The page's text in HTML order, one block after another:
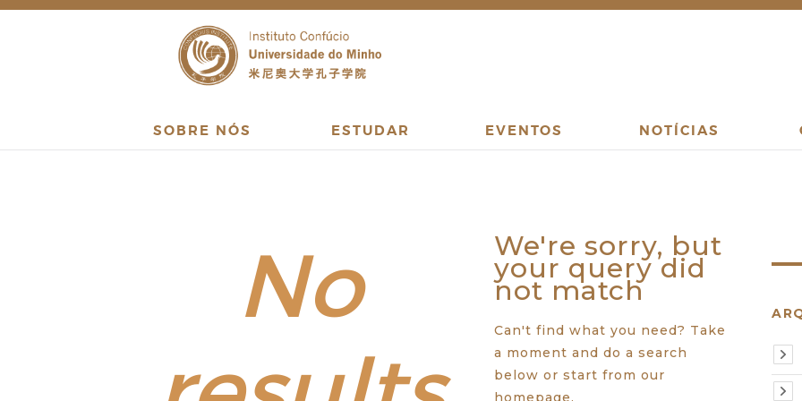
SOBRE NÓS ESTUDAR EVENTOS NOTÍCIAS
No
We're sorry, but
your query did
not match
Can't find what you need? Take
a moment and do a search
below or start from our
homepage.